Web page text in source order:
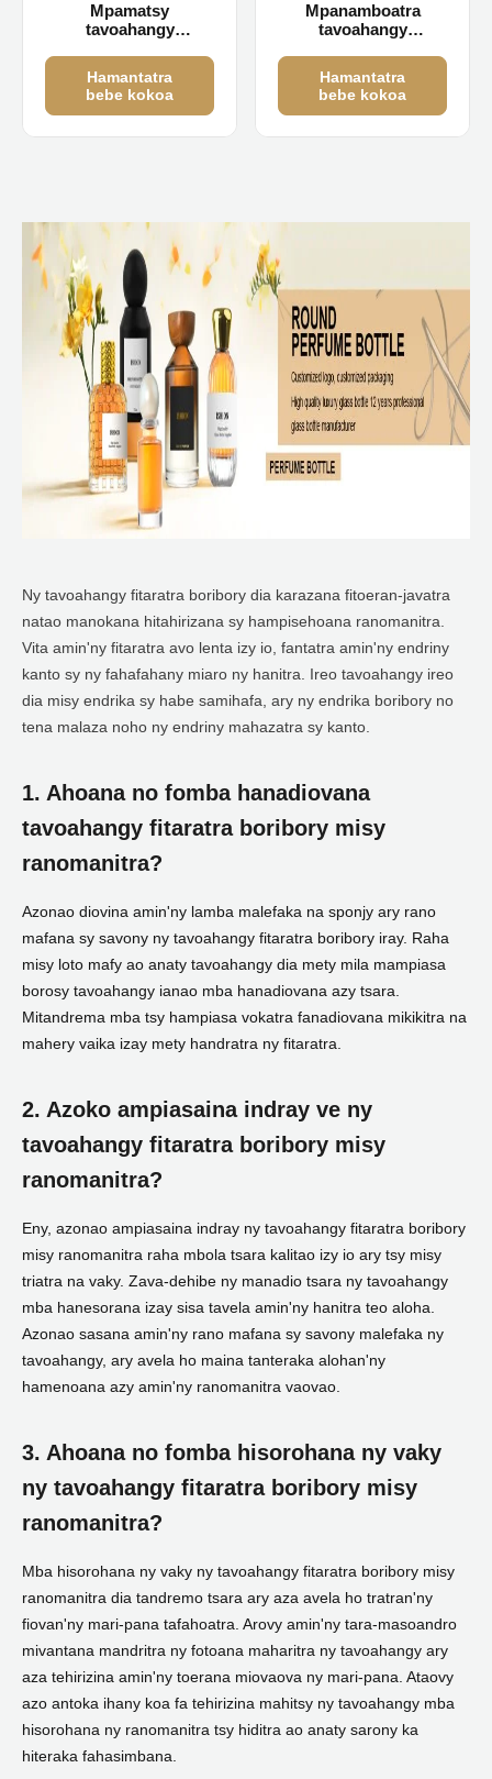
Mpamatsy
tavoahangy
Hamantatra
bebe kokoa
Mpanamboatra
tavoahangy
sy lafo vidy 30ml 50ml
100ml
Hamantatra
bebe kokoa
Ny tavoahangy fitaratra boribory dia karazana fitoeran-javatra
natao manokana hitahirizana sy hampisehoana ranomanitra.
Vita amin'ny fitaratra avo lenta izy io, fantatra amin'ny endriny
kanto sy ny fahafahany miaro ny hanitra. Ireo tavoahangy ireo
dia misy endrika sy habe samihafa, ary ny endrika boribory no
tena malaza noho ny endriny mahazatra sy kanto.
1. Ahoana no fomba hanadiovana
tavoahangy fitaratra boribory misy
ranomanitra?
Azonao diovina amin'ny lamba malefaka na sponjy ary rano
mafana sy savony ny tavoahangy fitaratra boribory iray. Raha
misy loto mafy ao anaty tavoahangy dia mety mila mampiasa
borosy tavoahangy ianao mba hanadiovana azy tsara.
Mitandrema mba tsy hampiasa vokatra fanadiovana mikikitra na
mahery vaika izay mety handratra ny fitaratra.
2. Azoko ampiasaina indray ve ny
tavoahangy fitaratra boribory misy
ranomanitra?
Eny, azonao ampiasaina indray ny tavoahangy fitaratra boribory
misy ranomanitra raha mbola tsara kalitao izy io ary tsy misy
triatra na vaky. Zava-dehibe ny manadio tsara ny tavoahangy
mba hanesorana izay sisa tavela amin'ny hanitra teo aloha.
Azonao sasana amin'ny rano mafana sy savony malefaka ny
tavoahangy, ary avela ho maina tanteraka alohan'ny
hamenoana azy amin'ny ranomanitra vaovao.
3. Ahoana no fomba hisorohana ny vaky
ny tavoahangy fitaratra boribory misy
ranomanitra?
Mba hisorohana ny vaky ny tavoahangy fitaratra boribory misy
ranomanitra dia tandremo tsara ary aza avela ho tratran'ny
fiovan'ny mari-pana tafahoatra. Arovy amin'ny tara-masoandro
mivantana mandritra ny fotoana maharitra ny tavoahangy ary
aza tehirizina amin'ny toerana miovaova ny mari-pana. Ataovy
azo antoka ihany koa fa tehirizina mahitsy ny tavoahangy mba
hisorohana ny ranomanitra tsy hiditra ao anaty sarony ka
hiteraka fahasimbana.